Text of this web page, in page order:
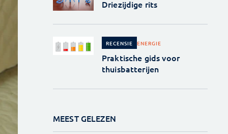
Driezijdige rits
RECENSIE ENERGIE
Praktische gids voor
thuisbatterijen
MEEST GELEZEN